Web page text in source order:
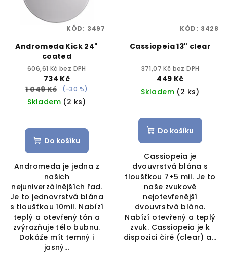
Andromeda Kick 24"
coated
606,61 Kč bez DPH
734 Kč
1 049 Kč
(–30 %)
Skladem (2 ks)
Do košíku
Andromeda je jedna z
našich
nejuniverzálnějších řad.
Je to jednovrstvá blána
s tloušťkou 10mil. Nabízí
teplý a otevřený tón a
zvýrazňuje tělo bubnu.
Dokáže mít temný i
jasný...
KÓD: 3497
Cassiopeia 13" clear
371,07 Kč bez DPH
449 Kč
Skladem (2 ks)
Do košíku
Cassiopeia je
dvouvrstvá blána s
tloušťkou 7+5 mil. Je to
naše zvukově
nejotevřenější
dvouvrstvá blána.
Nabízí otevřený a teplý
zvuk. Cassiopeia je k
dispozici čiré (clear) a...
KÓD: 3428